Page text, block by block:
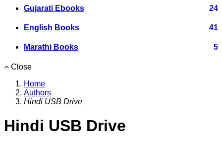
Gujarati Ebooks 24
English Books 41
Marathi Books 5
Close
Home
Authors
Hindi USB Drive
Hindi USB Drive